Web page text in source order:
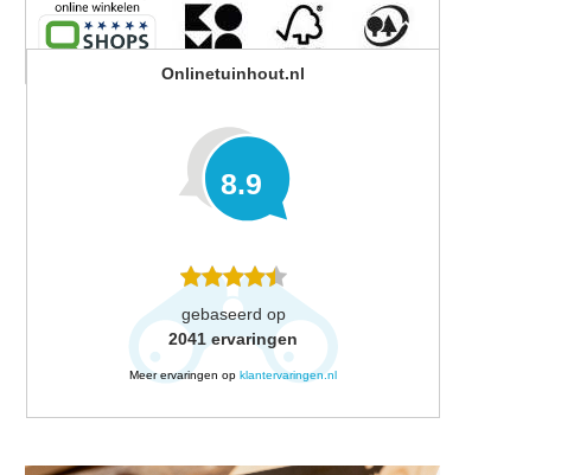
Onlinetuinhout.nl
8.9
gebaseerd op
2041 ervaringen
Meer ervaringen op klantervaringen.nl